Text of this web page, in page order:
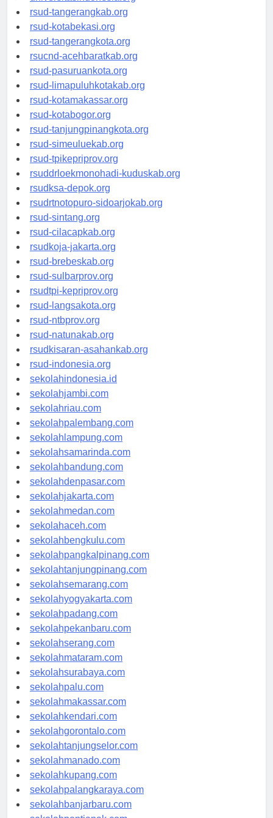
universitasindonesia.org
rsud-tangerangkab.org
rsud-kotabekasi.org
rsud-tangerangkota.org
rsucnd-acehbaratkab.org
rsud-pasuruankota.org
rsud-limapuluhkotakab.org
rsud-kotamakassar.org
rsud-kotabogor.org
rsud-tanjungpinangkota.org
rsud-simeuluekab.org
rsud-tpikepriprov.org
rsuddrloekmonohadi-kuduskab.org
rsudksa-depok.org
rsudrtnotopuro-sidoarjokab.org
rsud-sintang.org
rsud-cilacapkab.org
rsudkoja-jakarta.org
rsud-brebeskab.org
rsud-sulbarprov.org
rsudtpi-kepriprov.org
rsud-langsakota.org
rsud-ntbprov.org
rsud-natunakab.org
rsudkisaran-asahankab.org
rsud-indonesia.org
sekolahindonesia.id
sekolahjambi.com
sekolahriau.com
sekolahpalembang.com
sekolahlampung.com
sekolahsamarinda.com
sekolahbandung.com
sekolahdenpasar.com
sekolahjakarta.com
sekolahmedan.com
sekolahaceh.com
sekolahbengkulu.com
sekolahpangkalpinang.com
sekolahtanjungpinang.com
sekolahsemarang.com
sekolahyogyakarta.com
sekolahpadang.com
sekolahpekanbaru.com
sekolahserang.com
sekolahmataram.com
sekolahsurabaya.com
sekolahpalu.com
sekolahmakassar.com
sekolahkendari.com
sekolahgorontalo.com
sekolahtanjungselor.com
sekolahmanado.com
sekolahkupang.com
sekolahpalangkaraya.com
sekolahbanjarbaru.com